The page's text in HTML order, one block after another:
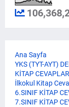
Ana Sayfa
YKS (TYT-AYT)
KİTAP
İlkokul Kitap
6.SINIF KİTAP
7.SINIF KİTAP